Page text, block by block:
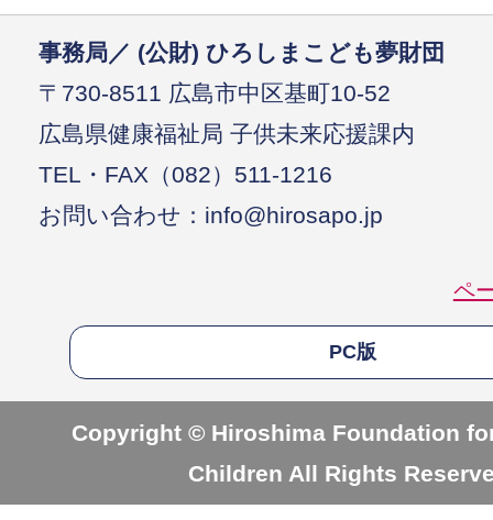
事務局／ (公財) ひろしまこども夢財団
〒730-8511 広島市中区基町10-52
広島県健康福祉局 子供未来応援課内
TEL・FAX（082）511-1216
お問い合わせ：info@hirosapo.jp
ペ
PC版
Copyright © Hiroshima Foundation
Children All Rights